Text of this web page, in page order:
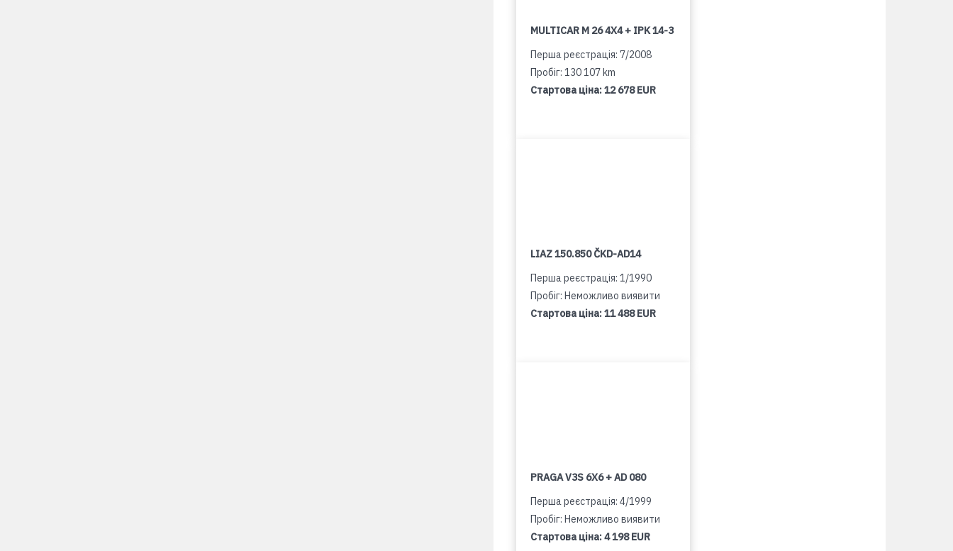
MULTICAR M 26 4X4 + IPK 14-3
Перша реєстрація: 7/2008
Пробіг: 130 107 km
Стартова ціна:12 678 EUR
LIAZ 150.850 ČKD-AD14
Перша реєстрація: 1/1990
Пробіг: Неможливо виявити
Стартова ціна:11 488 EUR
PRAGA V3S 6X6 + AD 080
Перша реєстрація: 4/1999
Пробіг: Неможливо виявити
Стартова ціна:4 198 EUR